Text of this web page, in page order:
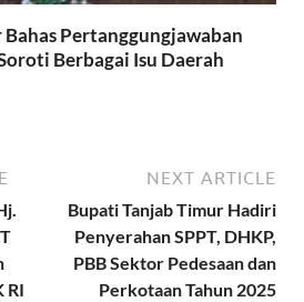
Bahas Pertanggungjawaban
Berbagai Isu Daerah
RI
NEXT ARTICLE
Bupati Tanjab Timur Hadiri
Penyerahan SPPT, DHKP,
PBB Sektor Pedesaan dan
Perkotaan Tahun 2025